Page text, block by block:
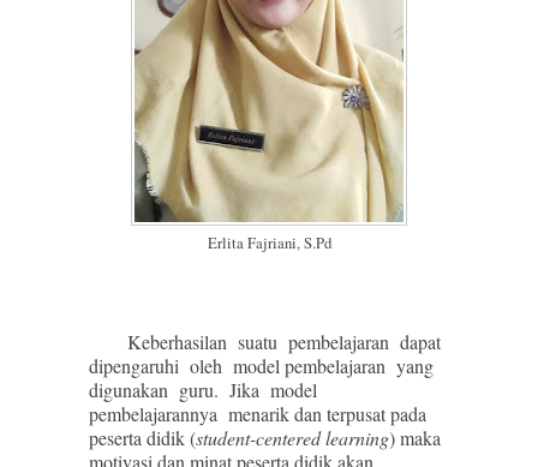
Erlita Fajriani, S.Pd
Keberhasilan suatu pembelajaran dapat
dipengaruhi oleh model pembelajaran yang
digunakan guru. Jika model
pembelajarannya menarik dan terpusat pada
peserta didik (student-centered learning) maka
motivasi dan minat peserta didik akan